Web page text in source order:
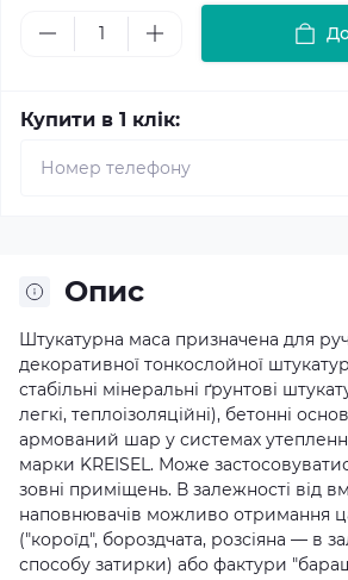
Купити в 1 клік:
Опис
Штукатурна маса призначена для
декоративної тонкослойної
стабільні мінеральні ґрунтові
легкі, теплоізоляційні), бетонні
армований шар у системах
марки KREISEL. Може
зовні приміщень. В залежності від
наповнювачів можливо отримання
("короїд", бороздчата, розсіяна — в
способу затирки) або фактури